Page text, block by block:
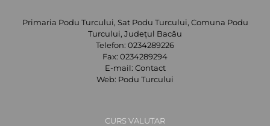
Primaria Podu Turcului, Sat Podu Turcului, Comuna Podu
Turcului, Județul Bacău
Telefon: 0234289226
Fax: 0234289294
E-mail: Contact
Web: Podu Turcului
CURS VALUTAR